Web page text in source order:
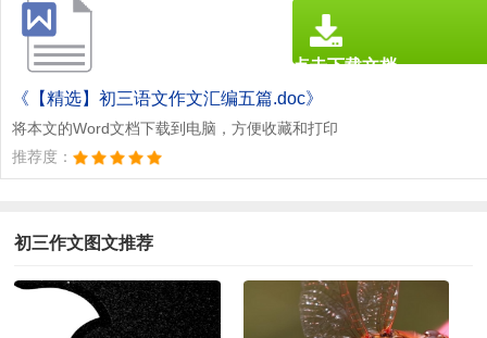
《【精选】初三语文作文汇编五篇.doc》
将本文的Word文档下载到电脑，方便收藏和打印
推荐度：
点击下载文档
文档为doc格式
初三作文图文推荐